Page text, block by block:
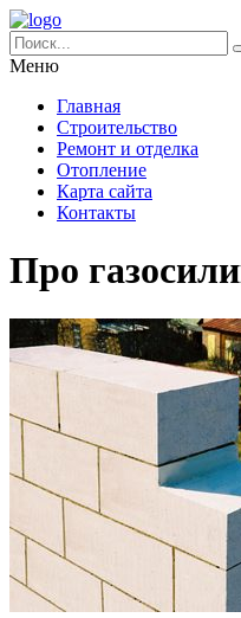
Меню
Главная
Строительство
Ремонт и отделка
Отопление
Карта сайта
Контакты
Про